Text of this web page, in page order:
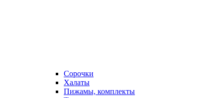
Сорочки
Халаты
Пижамы, комплекты